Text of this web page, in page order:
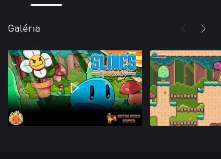
Galéria